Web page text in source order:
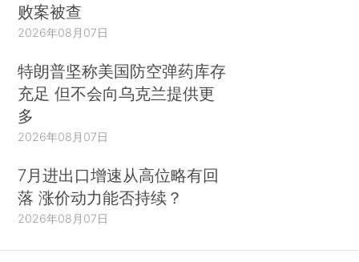
败案被查
2026年08月07日
特朗普坚称美国防空弹药库存
充足 但不会向乌克兰提供更
多
2026年08月07日
7月进出口增速从高位略有回
落 涨价动力能否持续？
2026年08月07日